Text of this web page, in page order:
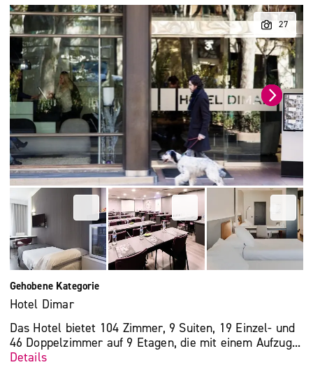
Gehobene Kategorie
Hotel Dimar
Das Hotel bietet 104 Zimmer, 9 Suiten, 19 Einzel- und
46 Doppelzimmer auf 9 Etagen, die mit einem Aufzug...
Details